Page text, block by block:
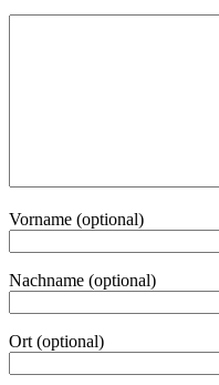
Vorname (optional)
Nachname (optional)
Ort (optional)